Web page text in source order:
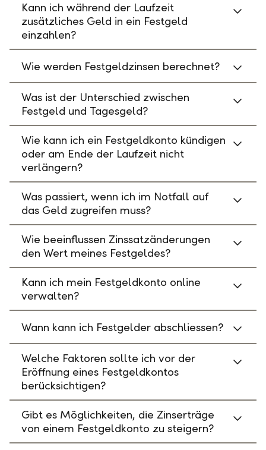
Kann ich während der Laufzeit
zusätzliches Geld in ein Festgeld
einzahlen?
Wie werden Festgeldzinsen berechnet?
Was ist der Unterschied zwischen
Festgeld und Tagesgeld?
Wie kann ich ein Festgeldkonto kündigen
oder am Ende der Laufzeit nicht
verlängern?
Was passiert, wenn ich im Notfall auf
das Geld zugreifen muss?
Wie beeinflussen Zinssatzänderungen
den Wert meines Festgeldes?
Kann ich mein Festgeldkonto online
verwalten?
Wann kann ich Festgelder abschliessen?
Welche Faktoren sollte ich vor der
Eröffnung eines Festgeldkontos
berücksichtigen?
Gibt es Möglichkeiten, die Zinserträge
von einem Festgeldkonto zu steigern?